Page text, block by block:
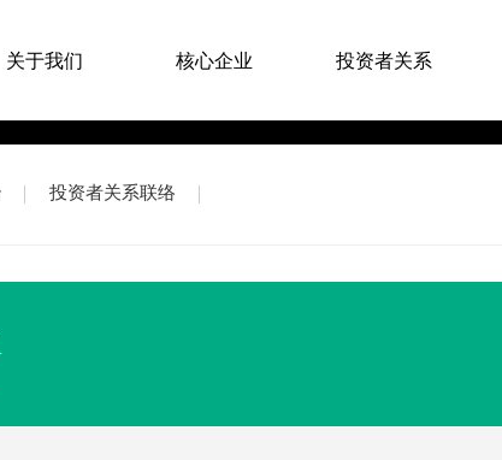
关于我们 核心企业 投资者关系
投资者关系联络